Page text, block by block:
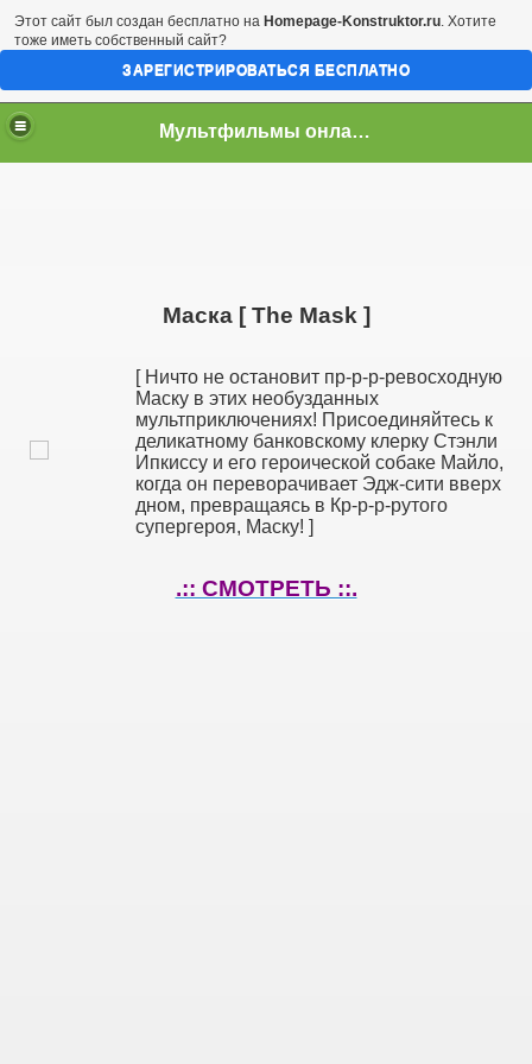
Мультфильмы онлайн скачать бесплатно
Маска [ The Mask ]
[ Ничто не остановит пр-р-р-ревосходную
Маску в этих необузданных
мультприключениях! Присоединяйтесь к
деликатному банковскому клерку Стэнли
Ипкиссу и его героической собаке Майло,
когда он переворачивает Эдж-сити вверх
дном, превращаясь в Кр-р-р-рутого
супергероя, Маску! ]
.:: СМОТРЕТЬ ::.
Этот сайт был создан бесплатно на Homepage-Konstruktor.ru. Хотите
тоже иметь собственный сайт?
ЗАРЕГИСТРИРОВАТЬСЯ БЕСПЛАТНО